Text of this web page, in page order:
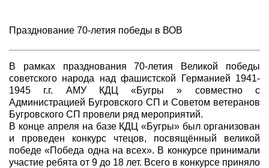
Празднование 70-летия победы в ВОВ
В рамках празднования 70-летия Великой победы
советского народа над фашистской Германией 1941-
1945 г.г. АМУ КДЦ «Бугры » совместно с
Администрацией Бугровского СП и Советом ветеранов
Бугровского СП провели ряд мероприятий.
В конце апреля на базе КДЦ «Бугры» был организован
и проведен конкурс чтецов, посвящённый великой
победе «Победа одна на всех». В конкурсе принимали
участие ребята от 9 до 18 лет. Всего в конкурсе приняло